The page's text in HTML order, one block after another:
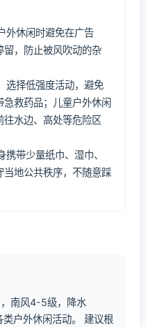
外休闲时避免在广告
留，防止被风吹动的杂
选择低强度活动，避免
救药品；儿童户外休闲
往水边、高处等危险区
带少量纸巾、湿巾、
当地公共秩序，不随意踩
南风4-5级，降水
户外休闲活动。 建议根